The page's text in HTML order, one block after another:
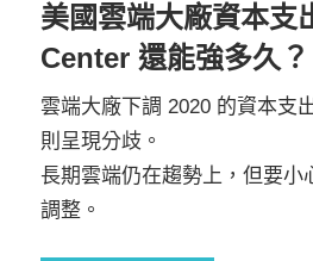
美國雲端大廠資本支
Center 還能強多久？
雲端大廠下調 2020 的資本支
則呈現分歧。
長期雲端仍在趨勢上，但要小
調整。